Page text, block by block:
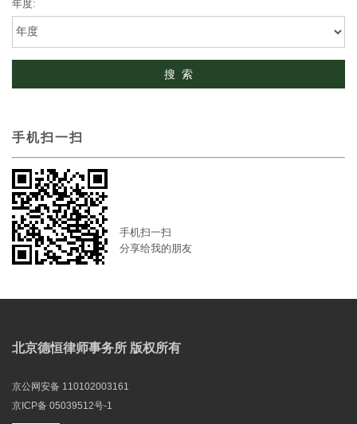
年度:
手机扫一扫
手机扫一扫
分享给我的朋友
北京德恒律师事务所 版权所有
京公网安备 110102003161
京ICP备 05039512号-1